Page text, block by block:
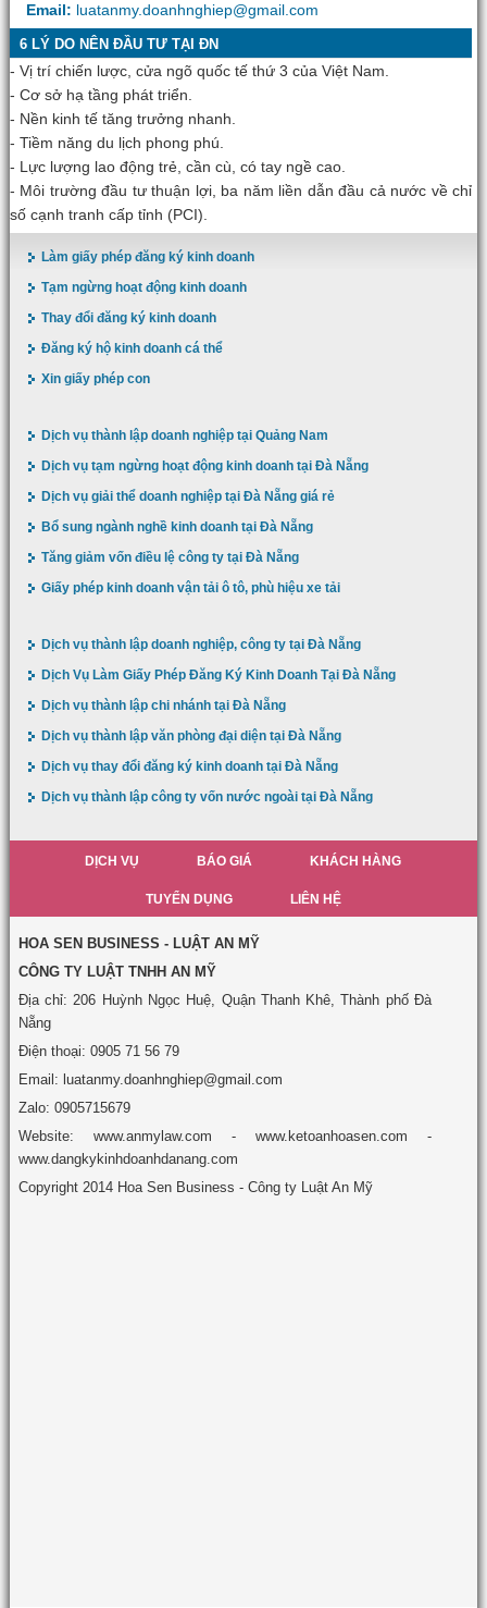
Email: luatanmy.doanhnghiep@gmail.com
6 LÝ DO NÊN ĐẦU TƯ TẠI ĐN
- Vị trí chiến lược, cửa ngõ quốc tế thứ 3 của Việt Nam.
- Cơ sở hạ tầng phát triển.
- Nền kinh tế tăng trưởng nhanh.
- Tiềm năng du lịch phong phú.
- Lực lượng lao động trẻ, cần cù, có tay ngề cao.
- Môi trường đầu tư thuận lợi, ba năm liền dẫn đầu cả nước về chỉ
số cạnh tranh cấp tỉnh (PCI).
Làm giấy phép đăng ký kinh doanh
Tạm ngừng hoạt động kinh doanh
Thay đổi đăng ký kinh doanh
Đăng ký hộ kinh doanh cá thể
Xin giấy phép con
Dịch vụ thành lập doanh nghiệp tại Quảng Nam
Dịch vụ tạm ngừng hoạt động kinh doanh tại Đà Nẵng
Dịch vụ giải thể doanh nghiệp tại Đà Nẵng giá rẻ
Bổ sung ngành nghề kinh doanh tại Đà Nẵng
Tăng giảm vốn điều lệ công ty tại Đà Nẵng
Giấy phép kinh doanh vận tải ô tô, phù hiệu xe tải
Dịch vụ thành lập doanh nghiệp, công ty tại Đà Nẵng
Dịch Vụ Làm Giấy Phép Đăng Ký Kinh Doanh Tại Đà Nẵng
Dịch vụ thành lập chi nhánh tại Đà Nẵng
Dịch vụ thành lập văn phòng đại diện tại Đà Nẵng
Dịch vụ thay đổi đăng ký kinh doanh tại Đà Nẵng
Dịch vụ thành lập công ty vốn nước ngoài tại Đà Nẵng
DỊCH VỤ BÁO GIÁ KHÁCH HÀNG
TUYỂN DỤNG LIÊN HỆ
HOA SEN BUSINESS - LUẬT AN MỸ
CÔNG TY LUẬT TNHH AN MỸ
Địa chỉ: 206 Huỳnh Ngọc Huệ, Quận Thanh Khê, Thành phố Đà
Nẵng
Điện thoại: 0905 71 56 79
Email: luatanmy.doanhnghiep@gmail.com
Zalo: 0905715679
Website: www.anmylaw.com - www.ketoanhoasen.com -
www.dangkykinhdoanhdanang.com
Copyright 2014 Hoa Sen Business - Công ty Luật An Mỹ